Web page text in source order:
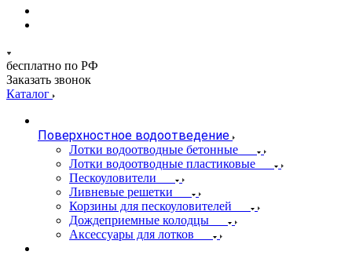
бесплатно по РФ
Заказать звонок
Каталог
Поверхностное водоотведение
Лотки водоотводные бетонные
Лотки водоотводные пластиковые
Пескоуловители
Ливневые решетки
Корзины для пескоуловителей
Дождеприемные колодцы
Аксессуары для лотков